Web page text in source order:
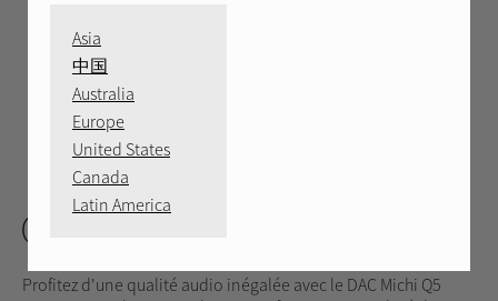
Q5
Profitez d'une qualité audio inégalée avec le DAC Michi Q5
Asia
中国
Australia
Europe
United States
Canada
Latin America